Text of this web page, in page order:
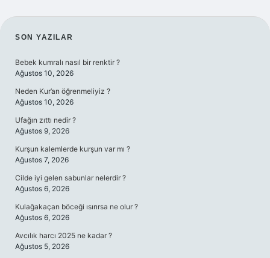
SIDEBAR
SON YAZILAR
Bebek kumralı nasıl bir renktir ?
Ağustos 10, 2026
Neden Kur’an öğrenmeliyiz ?
Ağustos 10, 2026
Ufağın zıttı nedir ?
Ağustos 9, 2026
Kurşun kalemlerde kurşun var mı ?
Ağustos 7, 2026
Cilde iyi gelen sabunlar nelerdir ?
Ağustos 6, 2026
Kulağakaçan böceği ısırırsa ne olur ?
Ağustos 6, 2026
Avcılık harcı 2025 ne kadar ?
Ağustos 5, 2026